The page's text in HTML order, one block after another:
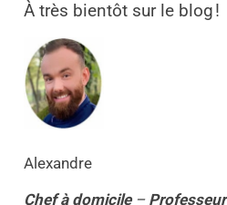
À très bientôt sur le blog !
Alexandre
Chef à domicile– Professeur